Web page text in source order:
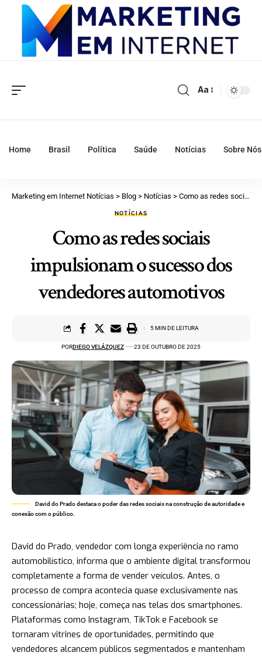
Aa
Home Brasil Política Saúde Notícias Sobre Nós
Marketing em Internet Notícias > Blog > Notícias > Como as redes sociais impulsionam o sucesso dos vendedores automotivos
NOTÍCIAS
Como as redes sociais
impulsionam o sucesso dos
vendedores automotivos
PORDIEGO VELÁZQUEZ 23 DE OUTUBRO DE 2025
5 MIN DE LEITURA
David do Prado destaca o poder das redes sociais na construção de autoridade e
conexão com o público.
David do Prado, vendedor com longa experiência no ramo
automobilístico, informa que o ambiente digital transformou
completamente a forma de vender veículos. Antes, o
processo de compra acontecia quase exclusivamente nas
concessionárias; hoje, começa nas telas dos smartphones.
Plataformas como Instagram, TikTok e Facebook se
tornaram vitrines de oportunidades, permitindo que
vendedores alcancem públicos segmentados e mantenham